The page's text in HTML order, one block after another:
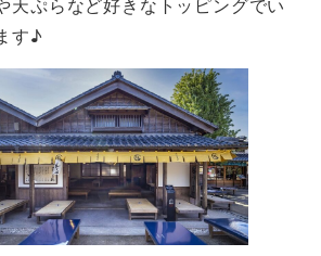
天ぷらなど好きなトッピングでい
す♪